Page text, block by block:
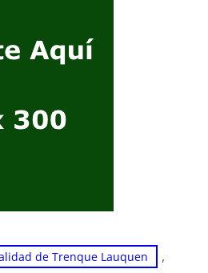
de Trenque Lauquen ,